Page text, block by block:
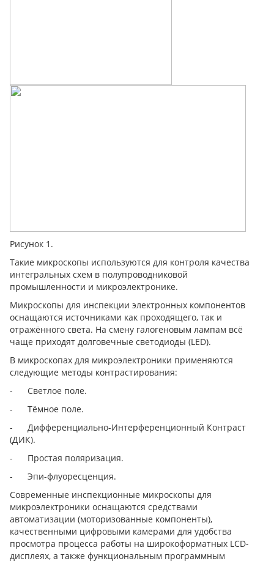
Рисунок 1.
Такие микроскопы используются для контроля качества
интегральных схем в полупроводниковой
промышленности и микроэлектронике.
Микроскопы для инспекции электронных компонентов
оснащаются источниками как проходящего, так и
отражённого света. На смену галогеновым лампам всё
чаще приходят долговечные светодиоды (LED).
В микроскопах для микроэлектроники применяются
следующие методы контрастирования:
- Светлое поле.
- Тёмное поле.
- Дифференциально-Интерференционный Контраст
(ДИК).
- Простая поляризация.
- Эпи-флуоресценция.
Современные инспекционные микроскопы для
микроэлектроники оснащаются средствами
автоматизации (моторизованные компоненты),
качественными цифровыми камерами для удобства
просмотра процесса работы на широкоформатных LCD-
дисплеях, а также функциональным программным